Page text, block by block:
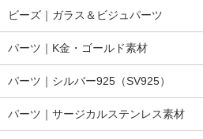
ビーズ｜ガラス＆ビジュパーツ
パーツ｜K金・ゴールド素材
パーツ｜シルバー925（SV925）
パーツ｜サージカルステンレス素材